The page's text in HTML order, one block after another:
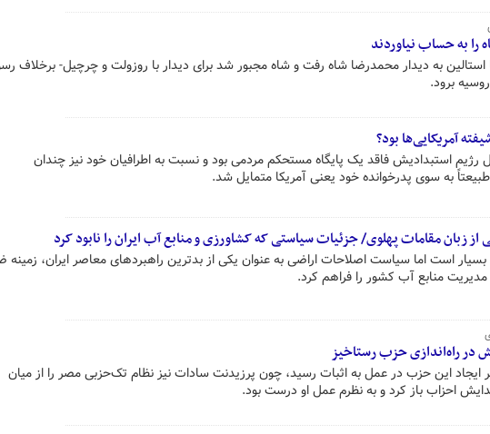
را به حساب نیاوردند
استالین به دیدار محمدرضا شاه رفت و شاه مجبور شد برای دیدار با روزولت و چرچیل- برخلاف
برود.
آمریکایی‌ها بود؟
رژیم استبدادیش فاقد یک پایگاه مستحکم مردمی بود و نسبت به اطرافیان خود نیز چندان
به سوی پدرخوانده خود یعنی آمریکا متمایل شد.
زبان مقامات پهلوی/ جزئیات سیاستی که کشاورزی و منابع آب ایران را نابود کرد
بسیار است اما سیاست اصلاحات اراضی به عنوان یکی از بدترین راهبردهای معاصر ایران، زمینه
منابع آب کشور را فراهم کرد.
در راه‌اندازی حزب رستاخیز
ایجاد این حزب در عمل به اثبات رسید، چون پرزیدنت سادات نیز نظام تک‌حزبی مصر را از میان
احزاب باز کرد و به نظرم عمل او درست بود.